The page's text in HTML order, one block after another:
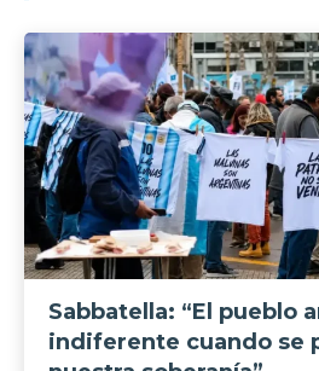
Sabbatella: “El pueblo
indiferente cuando se